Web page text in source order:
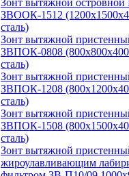
Зонт вытяжной
ЗВООК-1512
сталь)
Зонт вытяжной
ЗВПОК-0808
сталь)
Зонт вытяжной
ЗВПОК-1208
сталь)
Зонт вытяжной
ЗВПОК-1508
сталь)
Зонт вытяжной
жироулавливающим